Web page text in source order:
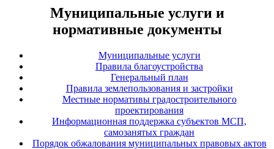
Муниципальные услуги и
нормативные документы
Муниципальные услуги
Правила благоустройства
Генеральный план
Правила землепользования и застройки
Местные нормативы градостроительного
проектирования
Информационная поддержка субъектов МСП,
самозанятых граждан
Порядок обжалования муниципальных правовых актов